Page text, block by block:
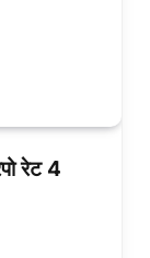
रेट 4